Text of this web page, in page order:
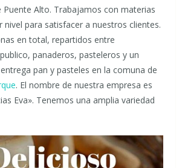
Puente Alto. Trabajamos con materias
nivel para satisfacer a nuestros clientes.
en total, repartidos entre
panaderos, pasteleros y un
pan y pasteles en la comuna de
. El nombre de nuestra empresa es
Eva». Tenemos una amplia variedad